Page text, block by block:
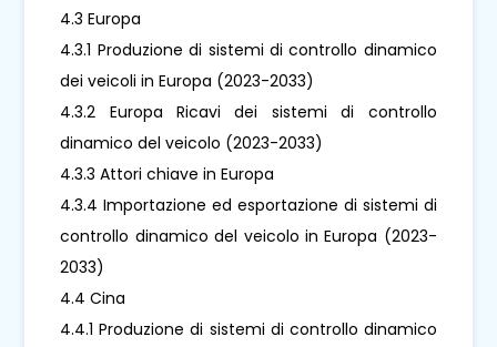
4.3 Europa
4.3.1 Produzione di sistemi di controllo dinamico
dei veicoli in Europa (2023-2033)
4.3.2 Europa Ricavi dei sistemi di controllo
dinamico del veicolo (2023-2033)
4.3.3 Attori chiave in Europa
4.3.4 Importazione ed esportazione di sistemi di
controllo dinamico del veicolo in Europa (2023-
2033)
4.4 Cina
4.4.1 Produzione di sistemi di controllo dinamico